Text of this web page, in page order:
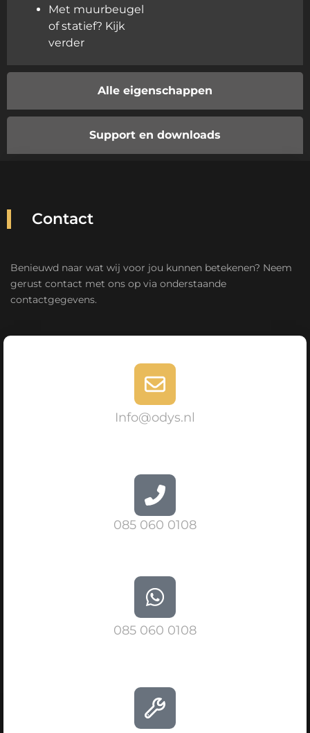
Alle eigenschappen
Support en downloads
Met muurbeugel
of statief? Kijk
verder
Contact
Benieuwd naar wat wij voor jou kunnen betekenen? Neem
gerust contact met ons op via onderstaande
contactgegevens.
Info@odys.nl
085 060 0108
085 060 0108